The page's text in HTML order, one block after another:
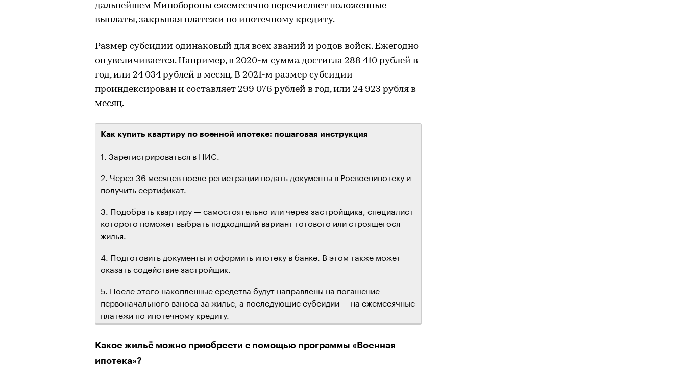
дальнейшем Минобороны ежемесячно перечисляет положенные
выплаты, закрывая платежи по ипотечному кредиту.
Размер субсидии одинаковый для всех званий и родов войск. Ежегодно
он увеличивается. Например, в 2020-м сумма достигла 288 410 рублей в
год, или 24 034 рублей в месяц. В 2021-м размер субсидии
проиндексирован и составляет 299 076 рублей в год, или 24 923 рубля в
месяц.
Как купить квартиру по военной ипотеке: пошаговая инструкция
1. Зарегистрироваться в НИС.
2. Через 36 месяцев после регистрации подать документы в Росвоенипотеку и
получить сертификат.
3. Подобрать квартиру — самостоятельно или через застройщика, специалист
которого поможет выбрать подходящий вариант готового или строящегося
жилья.
4. Подготовить документы и оформить ипотеку в банке. В этом также может
оказать содействие застройщик.
5. После этого накопленные средства будут направлены на погашение
первоначального взноса за жилье, а последующие субсидии — на ежемесячные
платежи по ипотечному кредиту.
Какое жильё можно приобрести с помощью программы «Военная
ипотека»?